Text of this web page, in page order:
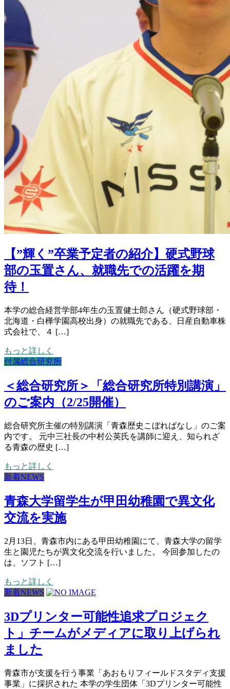
【”輝く”卒業予定者の紹介】硬式野球
部の玉置さん、就職先での活躍を期
待！
本学の総合経営学部4年生の玉置健士郎さん（硬式野球部・
北海道・白樺学園高校出身）の就職先である、日産自動車株
式会社で、４ […]
もっと詳しく
付属総合研究所
＜総合研究所＞「総合研究所特別講演」
のご案内（2/25開催）
総合研究所主催の特別講演「青森歴史こぼればなし」のご案
内です。 元中三社長の中村公英氏を講師に迎え、知られざ
る青森の歴史 […]
もっと詳しく
新着NEWS
青森大学留学生が甲田幼稚園で異文化
交流を実施
2月13日、青森市内にある甲田幼稚園にて、青森大学の留学
生と園児たちが異文化交流を行いました。 今回参加したの
は、ソフト […]
もっと詳しく
新着NEWS
3Dプリンター可能性追求プロジェク
ト」チームがメディアに取り上げられ
ました
青森市が支援を行う事業「あおもりフィールドスタディ支援
事業」に採択された 本学の学生団体「3Dプリンター可能性